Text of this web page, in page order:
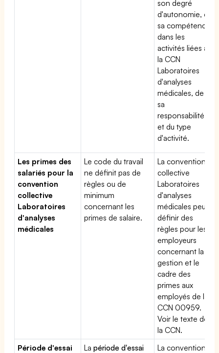
son degré
d'autonomie, de
sa compétence
dans les
activités liées à
la CCN
Laboratoires
d'analyses
médicales, de
sa
responsabilité
et du type
d'activité.
Les primes des
salariés pour la
convention
collective
Laboratoires
d'analyses
médicales
Le code du travail
ne définit pas de
règles ou de
minimum
concernant les
primes de salaire.
La convention
collective
Laboratoires
d'analyses
médicales peut
définir des
règles pour les
employeurs
concernant la
gestion et le
cadre des
primes aux
employés de la
CCN 00959.
Voir le texte de
la CCN.
Période d'essai
Lapériode d'essai
La convention